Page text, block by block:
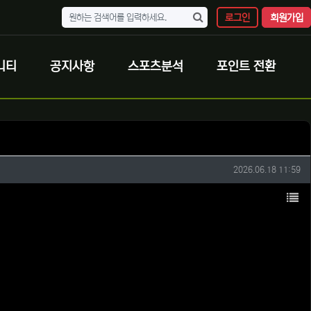
로그인 회원가입
티 공지사항 스포츠분석 포인트 전환
작성일
2026.06.18 11:59
목